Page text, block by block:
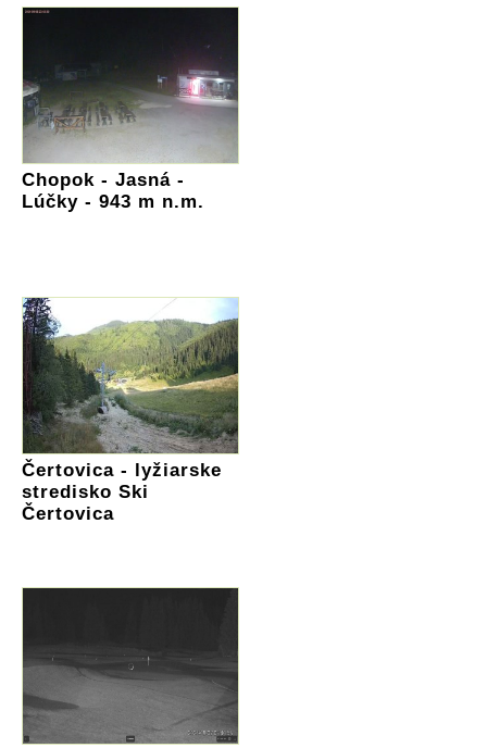
Chopok - Jasná -
Lúčky - 943 m n.m.
Čertovica - lyžiarske
stredisko Ski
Čertovica